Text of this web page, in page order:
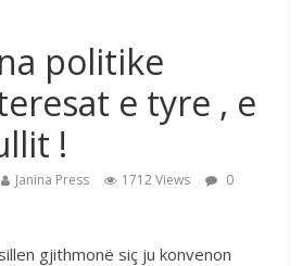
politike
e tyre , e
!
Janina Press 1712 Views
0
gjithmonë siç ju konvenon